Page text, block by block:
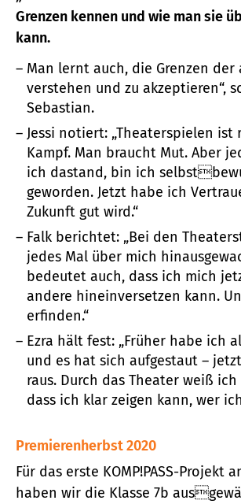
Grenzen kennen und wie man sie
kann.
Man lernt auch, die Grenzen der
verstehen und zu akzeptieren“,
Sebastian.
Jessi notiert: „Theaterspielen ist
Kampf. Man braucht Mut. Aber
ich dastand, bin ich
geworden. Jetzt habe ich
Zukunft gut wird.“
Falk berichtet: „Bei den
jedes Mal über mich
bedeutet auch, dass ich mich
andere hineinversetzen kann.
erfinden.“
Ezra hält fest: „Früher habe ich
und es hat sich aufgestaut –
raus. Durch das Theater weiß
dass ich klar zeigen kann, wer
Premierenherbst 2020
Für das erste KOMP!PASS-Projekt
haben wir die Klasse 7b